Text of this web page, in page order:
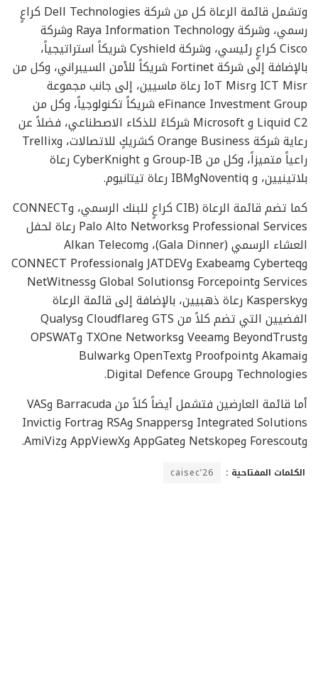
وتشمل قائمة الرعاة كل من شركة Dell Technologies كراعٍ
رسمي، وشركة Raya Information Technology وشركة
Cisco كراعٍ رئيسي، وشركة Cyshield شريكاً استراتيجياً،
بالإضافة إلى شركة Fortinet شريكاً للأمن السيبراني، وكل من
ICT Misr وIoT Misr رعاة ماسيين، إلى جانب مجموعة
eFinance Investment Group شريكاً تكنولوجياً، وكل من
Liquid C2 و Microsoft شركاءً للذكاء الاصطناعي، فضلاً عن
رعاية شركة Orange Business كشريكٍ للاتصالات، وTrellix
راعياً متميزاً، وكل من Group-IB و CyberKnight رعاة
بلاتينيين، و NoventiqوIBM رعاة تيتانيوم.
كما تضم قائمة الرعاة (CIB كراعٍ للبنك الرسمي، وCONNECT
Professional Services وPalo Alto Networks رعاة لحفل
العشاء الرسمي (Gala Dinner)، وAlkan Telecom
وCyberteq وExabeam وJATDEV وCONNECT Professional
Services وForcepoint وGlobal Solutions وNetWitness
وKaspersky رعاة ذهبيين، بالإضافة إلى قائمة الرعاة
الفضيين التي تضم كلاً من GTS وCloudflare وQualys
وBeyondTrust وVeeam وTXOne Networks وOPSWAT
وAkamai وProofpoint وOpenText وBulwark
Technologies وDigital Defence Group.
أما قائمة العارضين فتشمل أيضاً كلاً من Barracuda وVAS
Integrated Solutions وSnappers وRSA وFortra وInvicti
وForescout وNetskope وAppGate وAppViewX وAmiViz.
الكلمات المفتاحية : caisec’26